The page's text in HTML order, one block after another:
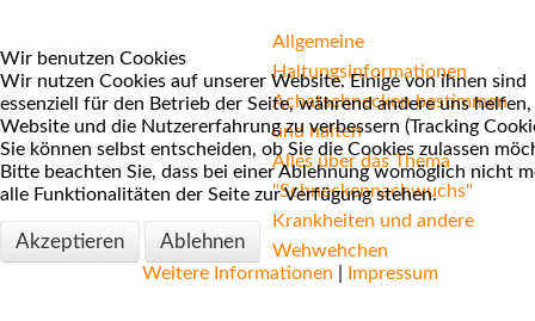
Allgemeine
Haltungsinformationen
Achatschnecken bestimmen
und halten
Alles über das Thema
"Schneckennachwuchs"
Krankheiten und andere
Wehwehchen
Wir benutzen Cookies
Wir nutzen Cookies auf unserer Website. Einige von ihnen sind
essenziell für den Betrieb der Seite, während andere uns helfen,
Website und die Nutzererfahrung zu verbessern (Tracking
Sie können selbst entscheiden, ob Sie die Cookies zulassen
Bitte beachten Sie, dass bei einer Ablehnung womöglich nicht
alle Funktionalitäten der Seite zur Verfügung stehen.
Akzeptieren Ablehnen
Weitere Informationen Impressum